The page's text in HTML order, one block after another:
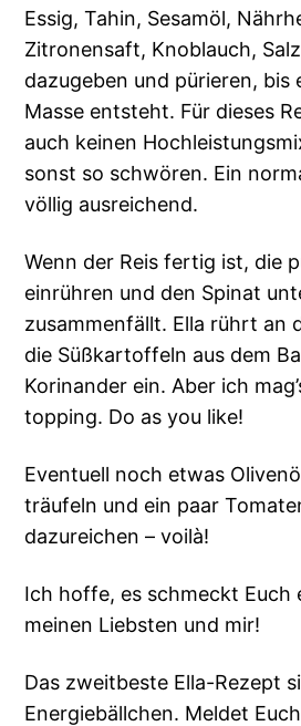
Essig, Tahin, Sesamöl,
Zitronensaft, Knoblauch,
dazugeben und pürieren, bis
Masse entsteht. Für dieses
auch keinen
sonst so schwören. Ein
völlig ausreichend.
Wenn der Reis fertig ist, die
einrühren und den Spinat
zusammenfällt. Ella rührt an
die Süßkartoffeln aus dem
Korinander ein. Aber ich
topping. Do as you like!
Eventuell noch etwas
träufeln und ein paar
dazureichen – voilà!
Ich hoffe, es schmeckt Euch
meinen Liebsten und mir!
Das zweitbeste Ella-Rezept
Energiebällchen. Meldet